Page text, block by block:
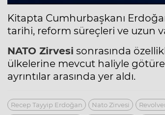
Kitapta Cumhurbaşkanı
tarihi, reform süreçleri ve uzun
NATO Zirvesi sonrasında
ülkelerine mevcut haliyle
ayrıntılar arasında yer aldı.
Recep Tayyip Erdoğan Nato Zirvesi